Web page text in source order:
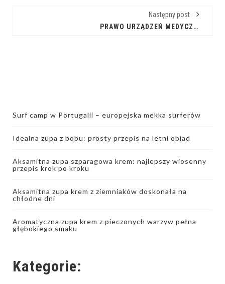
Następny post
PRAWO URZĄDZEŃ MEDYCZNYCH ONLINE: CO MUSISZ WIEDZIEĆ
Surf camp w Portugalii – europejska mekka surferów
Idealna zupa z bobu: prosty przepis na letni obiad
Aksamitna zupa szparagowa krem: najlepszy wiosenny
przepis krok po kroku
Aksamitna zupa krem z ziemniaków doskonała na
chłodne dni
Aromatyczna zupa krem z pieczonych warzyw pełna
głębokiego smaku
Kategorie: